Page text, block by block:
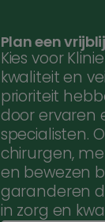
Plan een
Kies voor
kwaliteit en
prioriteit
door ervaren
specialisten.
chirurgen,
en bewezen
garanderen
in zorg en